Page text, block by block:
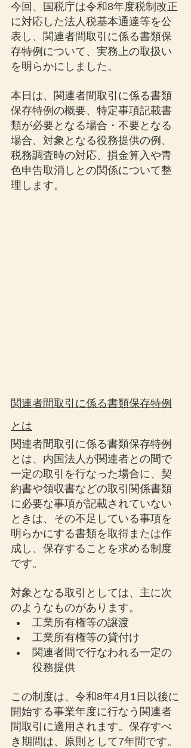
今回、国税庁は令和8年度税制改正
に対応した法人税基本通達等を公
表し、関連者間取引に係る書類保
存特例について、実務上の取扱い
を明らかにしました。
本日は、関連者間取引に係る書類
保存特例の概要、特定事項記載書
類が必要となる場合・不要となる
場合、対象となる役務提供の例、
税務調査時の対応、損金算入や青
色申告取消しとの関係について整
理します。
関連者間取引に係る書類保存特例
とは
関連者間取引に係る書類保存特例
とは、内国法人が関連者との間で
一定の取引を行なった場合に、契
約書や領収書などの取引関係書類
に必要な事項が記載されていない
ときは、その不足している事項を
明らかにする書類を取得または作
成し、保存することを求める制度
です。
対象となる取引としては、主に次
のようなものがあります。
工業所有権等の譲渡
工業所有権等の貸付け
関連者間で行なわれる一定の
役務提供
この制度は、令和8年4月1日以後に
開始する事業年度に行なう関連者
間取引に適用されます。保存すべ
き期間は、原則として7年間です。